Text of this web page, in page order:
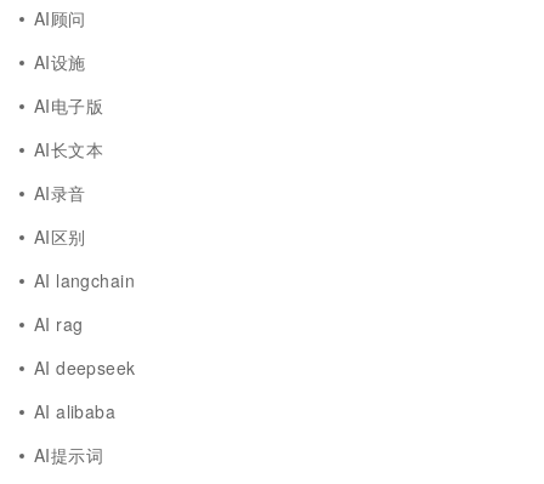
AI顾问
AI设施
AI电子版
AI长文本
AI录音
AI区别
AI langchain
AI rag
AI deepseek
AI alibaba
AI提示词